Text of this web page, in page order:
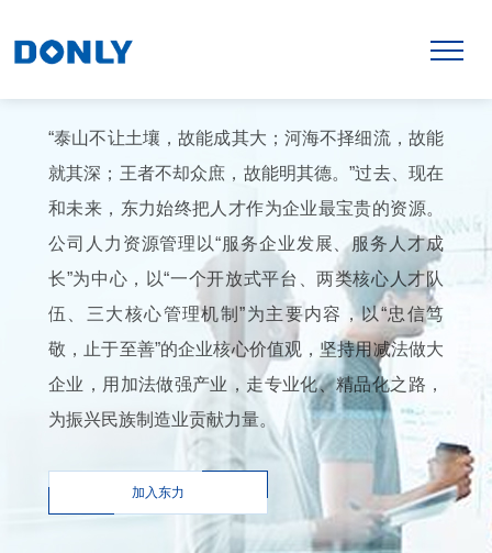
人才战略
“泰山不让土壤，故能成其大；河海不择细流，故能
就其深；王者不却众庶，故能明其德。”过去、现在
和未来，东力始终把人才作为企业最宝贵的资源。
公司人力资源管理以“服务企业发展、服务人才成
长”为中心，以“一个开放式平台、两类核心人才队
伍、三大核心管理机制”为主要内容，以“忠信笃
敬，止于至善”的企业核心价值观，坚持用减法做大
企业，用加法做强产业，走专业化、精品化之路，
为振兴民族制造业贡献力量。
加入东力
服务企业发展
服务人才成长
公司以人为本，促进人与企业全面和谐发展，重视
人才的成长诉求，推行双轨制职业发展通道，完善
以业绩为导向的考核制度，建立市场化有竞争力的
薪酬福利体系，提供针对性的职业培训，健全富有